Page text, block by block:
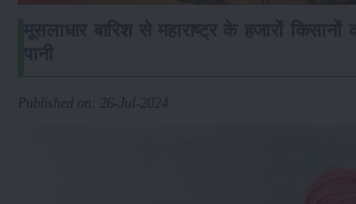
Published on: 26-Jul-2024